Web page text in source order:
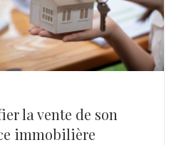
la vente de son
immobilière